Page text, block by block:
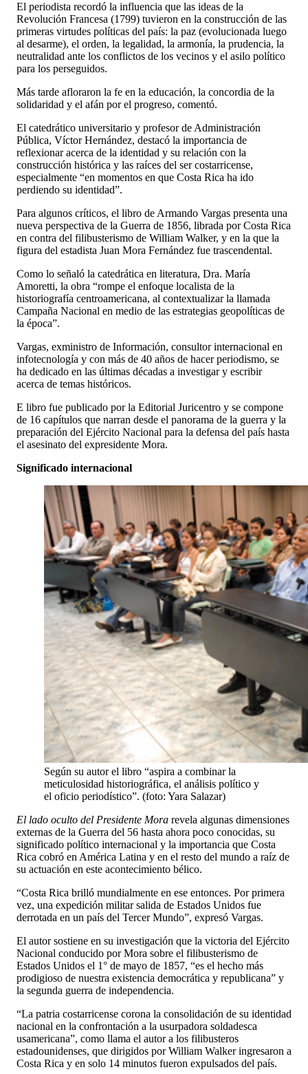
El periodista recordó la influencia que las ideas de la
Revolución Francesa (1799) tuvieron en la construcción de las
primeras virtudes políticas del país: la paz (evolucionada luego
al desarme), el orden, la legalidad, la armonía, la prudencia, la
neutralidad ante los conflictos de los vecinos y el asilo político
para los perseguidos.
Más tarde afloraron la fe en la educación, la concordia de la
solidaridad y el afán por el progreso, comentó.
El catedrático universitario y profesor de Administración
Pública, Víctor Hernández, destacó la importancia de
reflexionar acerca de la identidad y su relación con la
construcción histórica y las raíces del ser costarricense,
especialmente “en momentos en que Costa Rica ha ido
perdiendo su identidad”.
Para algunos críticos, el libro de Armando Vargas presenta una
nueva perspectiva de la Guerra de 1856, librada por Costa Rica
en contra del filibusterismo de William Walker, y en la que la
figura del estadista Juan Mora Fernández fue trascendental.
Como lo señaló la catedrática en literatura, Dra. María
Amoretti, la obra “rompe el enfoque localista de la
historiografía centroamericana, al contextualizar la llamada
Campaña Nacional en medio de las estrategias geopolíticas de
la época”.
Vargas, exministro de Información, consultor internacional en
infotecnología y con más de 40 años de hacer periodismo, se
ha dedicado en las últimas décadas a investigar y escribir
acerca de temas históricos.
E libro fue publicado por la Editorial Juricentro y se compone
de 16 capítulos que narran desde el panorama de la guerra y la
preparación del Ejército Nacional para la defensa del país hasta
el asesinato del expresidente Mora.
Significado internacional
Según su autor el libro “aspira a combinar la
meticulosidad historiográfica, el análisis político y
el oficio periodístico”. (foto: Yara Salazar)
El lado oculto del Presidente Mora revela algunas dimensiones
externas de la Guerra del 56 hasta ahora poco conocidas, su
significado político internacional y la importancia que Costa
Rica cobró en América Latina y en el resto del mundo a raíz de
su actuación en este acontecimiento bélico.
“Costa Rica brilló mundialmente en ese entonces. Por primera
vez, una expedición militar salida de Estados Unidos fue
derrotada en un país del Tercer Mundo”, expresó Vargas.
El autor sostiene en su investigación que la victoria del Ejército
Nacional conducido por Mora sobre el filibusterismo de
Estados Unidos el 1° de mayo de 1857, “es el hecho más
prodigioso de nuestra existencia democrática y republicana” y
la segunda guerra de independencia.
“La patria costarricense corona la consolidación de su identidad
nacional en la confrontación a la usurpadora soldadesca
usamericana”, como llama el autor a los filibusteros
estadounidenses, que dirigidos por William Walker ingresaron a
Costa Rica y en solo 14 minutos fueron expulsados del país.